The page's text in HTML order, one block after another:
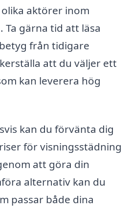
aktörer inom
Ta gärna tid att läsa
från tidigare
att du väljer ett
kan leverera hög
kan du förvänta dig
för visningsstädning
att göra din
alternativ kan du
passar både dina